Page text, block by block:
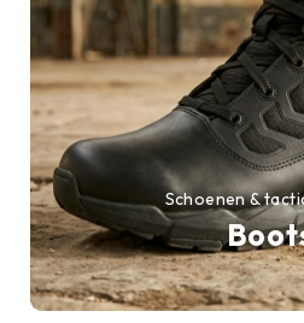
Schoenen &